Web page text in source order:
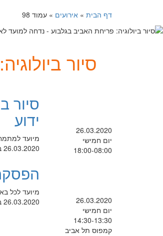
דף הבית » אירועים » עמוד 98
סיור
26.03.2020
יום חמישי
18:00-08:00
סיור
ידוע
מיועד
26.03.2020 בשעה 18:00-08:00
26.03.2020
יום חמישי
14:30-13:30
קמפוס תל אביב
מיועד לכל
26.03.2020 בשעה 14:30-13:30